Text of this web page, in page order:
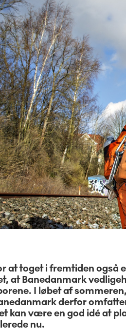
at toget i fremtiden
at Banedanmark
I løbet af
derfor
kan være en god idé at
nu.